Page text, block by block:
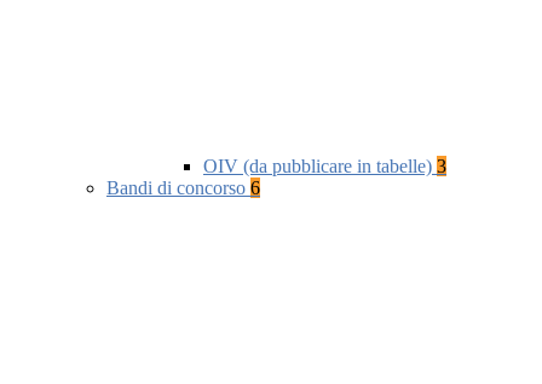
OIV (da pubblicare in tabelle) 3
Bandi di concorso 6